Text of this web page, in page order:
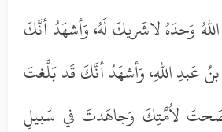
وَحدَهُ لاشَريكَ لَهُ، وَأشهَدُ أنَّكَ
عَبدِ اللهِ، وَأشهَدُ أنَّكَ قَد بَلَّغتَ
لاُمَّتِكَ وَجاهَدتَ في سَبيلِ